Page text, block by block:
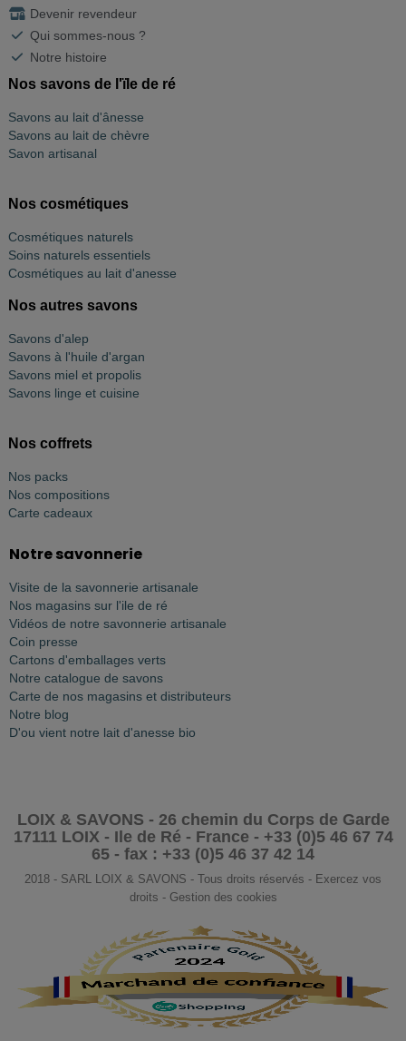
Devenir revendeur
Qui sommes-nous ?
Notre histoire
Nos savons de l'ïle de ré
Savons au lait d'ânesse
Savons au lait de chèvre
Savon artisanal
Nos cosmétiques
Cosmétiques naturels
Soins naturels essentiels
Cosmétiques au lait d'anesse
Nos autres savons
Savons d'alep
Savons à l'huile d'argan
Savons miel et propolis
Savons linge et cuisine
Nos coffrets
Nos packs
Nos compositions
Carte cadeaux
Notre savonnerie
Visite de la savonnerie artisanale
Nos magasins sur l'ile de ré
Vidéos de notre savonnerie artisanale
Coin presse
Cartons d'emballages verts
Notre catalogue de savons
Carte de nos magasins et distributeurs
Notre blog
D'ou vient notre lait d'anesse bio
LOIX & SAVONS - 26 chemin du Corps de Garde
17111 LOIX - Ile de Ré - France - +33 (0)5 46 67 74
65 - fax : +33 (0)5 46 37 42 14
2018 - SARL LOIX & SAVONS - Tous droits réservés - Exercez vos
droits - Gestion des cookies